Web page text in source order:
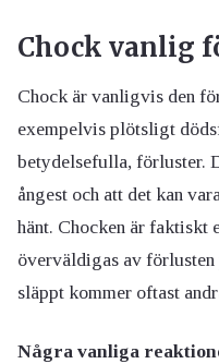
Chock vanlig
Chock är vanligvis den
exempelvis plötsligt
betydelsefulla, förluster.
ångest och att det kan
hänt. Chocken är faktiskt
överväldigas av förlusten
släppt kommer oftast
Några vanliga